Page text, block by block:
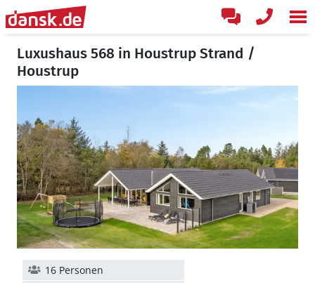
Luxushaus 568 in Houstrup Strand /
Houstrup
16 Personen